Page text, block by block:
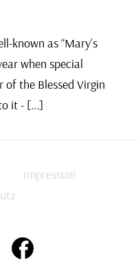
known as “Mary’s
when special
the Blessed Virgin
it - [...]
Impressum